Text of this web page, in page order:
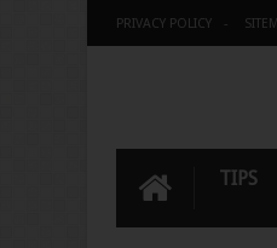
PRIVACY POLICY
TIPS